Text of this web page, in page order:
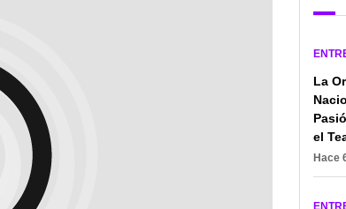
La
el
Hace